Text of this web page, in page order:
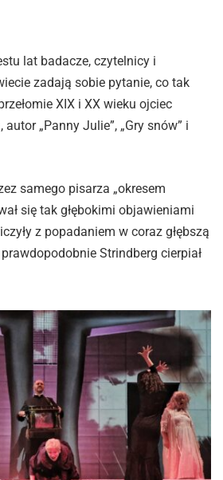
lat badacze, czytelnicy i
zadają sobie pytanie, co tak
XIX i XX wieku ojciec
„Panny Julie”, „Gry snów” i
samego pisarza „okresem
się tak głębokimi objawieniami
z popadaniem w coraz głębszą
Strindberg cierpiał